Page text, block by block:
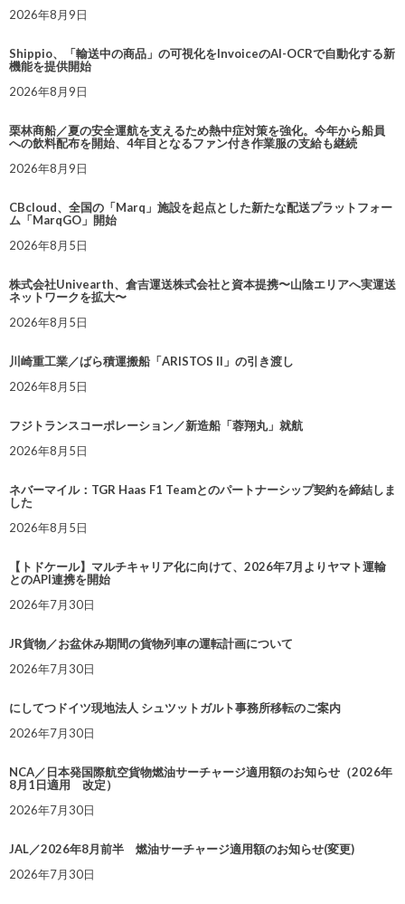
2026年8月9日
Shippio、「輸送中の商品」の可視化をInvoiceのAI-OCRで自動化する新
機能を提供開始
2026年8月9日
栗林商船／夏の安全運航を支えるため熱中症対策を強化。今年から船員
への飲料配布を開始、4年目となるファン付き作業服の支給も継続
2026年8月9日
CBcloud、全国の「Marq」施設を起点とした新たな配送プラットフォー
ム「MarqGO」開始
2026年8月5日
株式会社Univearth、倉吉運送株式会社と資本提携〜山陰エリアへ実運送
ネットワークを拡大〜
2026年8月5日
川崎重工業／ばら積運搬船「ARISTOS II」の引き渡し
2026年8月5日
フジトランスコーポレーション／新造船「蓉翔丸」就航
2026年8月5日
ネバーマイル：TGR Haas F1 Teamとのパートナーシップ契約を締結しま
した
2026年8月5日
【トドケール】マルチキャリア化に向けて、2026年7月よりヤマト運輸
とのAPI連携を開始
2026年7月30日
JR貨物／お盆休み期間の貨物列車の運転計画について
2026年7月30日
にしてつドイツ現地法人 シュツットガルト事務所移転のご案内
2026年7月30日
NCA／日本発国際航空貨物燃油サーチャージ適用額のお知らせ（2026年
8月1日適用 改定）
2026年7月30日
JAL／2026年8月前半 燃油サーチャージ適用額のお知らせ(変更)
2026年7月30日